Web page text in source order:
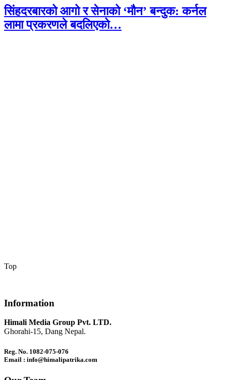
सिंहदरबारको आगो र सेनाको ‘मौन’ बन्दुक: कर्नल
लामा प्रकरणले बदलिएको…
Top
Information
Himali Media Group Pvt. LTD.
Ghorahi-15, Dang Nepal.
Reg. No. 1082-075-076
Email : info@himalipatrika.com